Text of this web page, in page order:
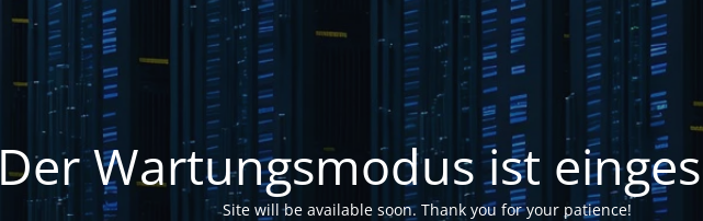
Der Wartungsmodus ist
Site will be available soon. Thank you for your patience!